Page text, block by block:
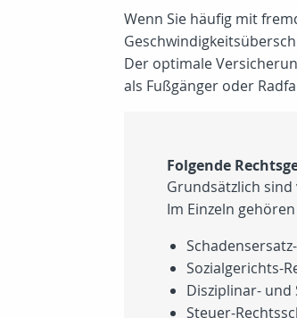
Wenn Sie häufig mit
Der optimale
als Fußgänger oder
Folgende
Grundsätzlich
Im Einzeln
Sozialgerichts-
Disziplinar- und
Steuer-